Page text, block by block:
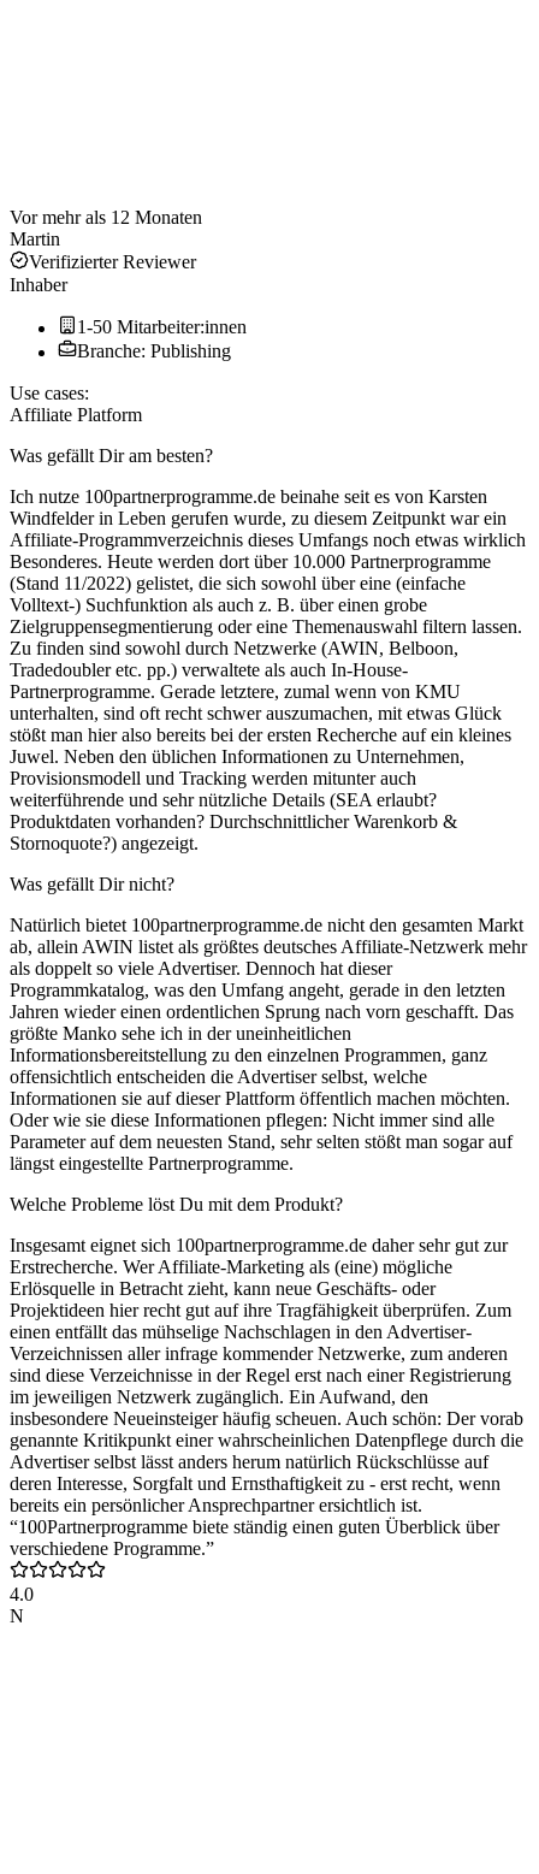
Vor mehr als 12 Monaten
Martin
Verifizierter Reviewer
Inhaber
1-50 Mitarbeiter:innen
Branche: Publishing
Use cases:
Affiliate Platform
Was gefällt Dir am besten?
Ich nutze 100partnerprogramme.de beinahe seit es von Karsten
Windfelder in Leben gerufen wurde, zu diesem Zeitpunkt war ein
Affiliate-Programmverzeichnis dieses Umfangs noch etwas wirklich
Besonderes. Heute werden dort über 10.000 Partnerprogramme
(Stand 11/2022) gelistet, die sich sowohl über eine (einfache
Volltext-) Suchfunktion als auch z. B. über einen grobe
Zielgruppensegmentierung oder eine Themenauswahl filtern lassen.
Zu finden sind sowohl durch Netzwerke (AWIN, Belboon,
Tradedoubler etc. pp.) verwaltete als auch In-House-
Partnerprogramme. Gerade letztere, zumal wenn von KMU
unterhalten, sind oft recht schwer auszumachen, mit etwas Glück
stößt man hier also bereits bei der ersten Recherche auf ein kleines
Juwel. Neben den üblichen Informationen zu Unternehmen,
Provisionsmodell und Tracking werden mitunter auch
weiterführende und sehr nützliche Details (SEA erlaubt?
Produktdaten vorhanden? Durchschnittlicher Warenkorb &
Stornoquote?) angezeigt.
Was gefällt Dir nicht?
Natürlich bietet 100partnerprogramme.de nicht den gesamten Markt
ab, allein AWIN listet als größtes deutsches Affiliate-Netzwerk mehr
als doppelt so viele Advertiser. Dennoch hat dieser
Programmkatalog, was den Umfang angeht, gerade in den letzten
Jahren wieder einen ordentlichen Sprung nach vorn geschafft. Das
größte Manko sehe ich in der uneinheitlichen
Informationsbereitstellung zu den einzelnen Programmen, ganz
offensichtlich entscheiden die Advertiser selbst, welche
Informationen sie auf dieser Plattform öffentlich machen möchten.
Oder wie sie diese Informationen pflegen: Nicht immer sind alle
Parameter auf dem neuesten Stand, sehr selten stößt man sogar auf
längst eingestellte Partnerprogramme.
Welche Probleme löst Du mit dem Produkt?
Insgesamt eignet sich 100partnerprogramme.de daher sehr gut zur
Erstrecherche. Wer Affiliate-Marketing als (eine) mögliche
Erlösquelle in Betracht zieht, kann neue Geschäfts- oder
Projektideen hier recht gut auf ihre Tragfähigkeit überprüfen. Zum
einen entfällt das mühselige Nachschlagen in den Advertiser-
Verzeichnissen aller infrage kommender Netzwerke, zum anderen
sind diese Verzeichnisse in der Regel erst nach einer Registrierung
im jeweiligen Netzwerk zugänglich. Ein Aufwand, den
insbesondere Neueinsteiger häufig scheuen. Auch schön: Der vorab
genannte Kritikpunkt einer wahrscheinlichen Datenpflege durch die
Advertiser selbst lässt anders herum natürlich Rückschlüsse auf
deren Interesse, Sorgfalt und Ernsthaftigkeit zu - erst recht, wenn
bereits ein persönlicher Ansprechpartner ersichtlich ist.
“100Partnerprogramme biete ständig einen guten Überblick über
verschiedene Programme.”
4.0
N